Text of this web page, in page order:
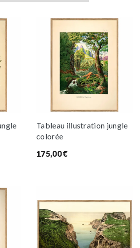
Tableau illustration jungle
colorée
175,00€